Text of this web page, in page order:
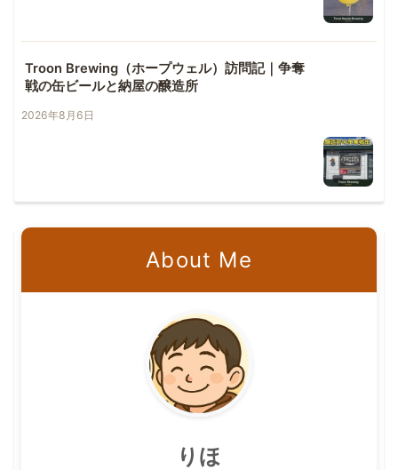
Troon Brewing（ホープウェル）訪問記｜争奪
戦の缶ビールと納屋の醸造所
2026年8月6日
About Me
りほ